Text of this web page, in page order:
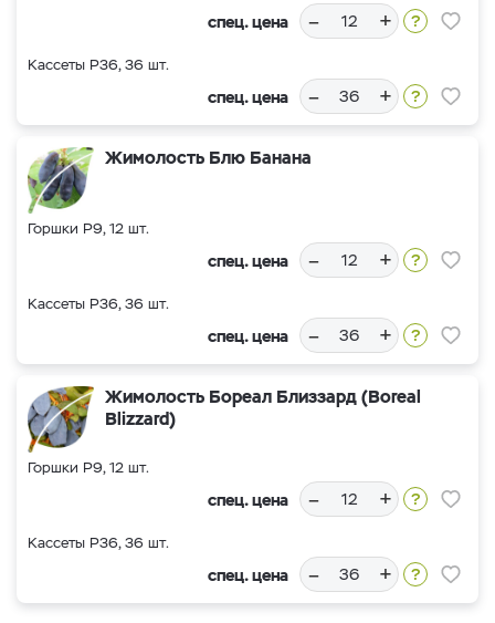
спец. цена – +
Кассеты Р36, 36 шт.
спец. цена – +
Жимолость Блю Банана
Горшки Р9, 12 шт.
спец. цена – +
Кассеты Р36, 36 шт.
спец. цена – +
Жимолость Бореал Близзард (Boreal
Blizzard)
Горшки Р9, 12 шт.
спец. цена – +
Кассеты Р36, 36 шт.
спец. цена – +